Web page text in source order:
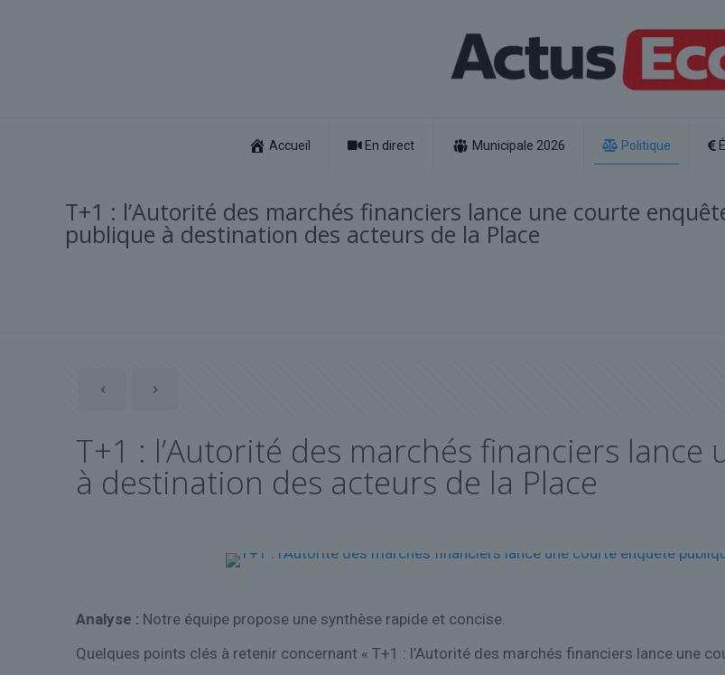
Accueil En direct Municipale 2026 Politique
T+1 : l’Autorité des marchés financiers lance une courte
publique à destination des acteurs de la Place
T+1 : l’Autorité des marchés financiers
à destination des acteurs de la Place
Analyse : Notre équipe propose une synthèse rapide et concise.
Quelques points clés à retenir concernant « T+1 : l’Autorité des marchés financiers lance une